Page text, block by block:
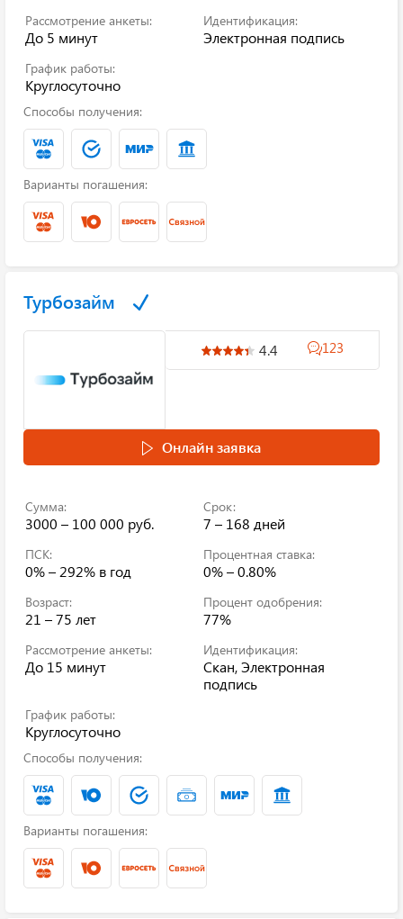
Рассмотрение анкеты:
До 5 минут
Идентификация:
Электронная подпись
График работы:
Круглосуточно
Способы получения:
Варианты погашения:
Турбозайм
4.4 123
Онлайн заявка
Сумма:
3000 – 100 000 руб.
Срок:
7 – 168 дней
ПСК:
0% – 292% в год
Процентная ставка:
0% – 0.80%
Возраст:
21 – 75 лет
Процент одобрения:
77%
Рассмотрение анкеты:
До 15 минут
Идентификация:
Скан, Электронная
подпись
График работы:
Круглосуточно
Способы получения:
Варианты погашения: